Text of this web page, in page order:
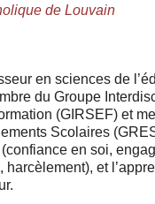
de Louvain
en sciences de
du Groupe
(GIRSEF) et
Scolaires
en soi,
et